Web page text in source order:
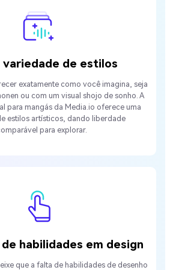
variedade de estilos
exatamente como você imagina, seja
ou com um visual shojo de sonho. A
para mangás da Media.io oferece uma
estilos artísticos, dando liberdade
para explorar.
habilidades em design
que a falta de habilidades de desenho